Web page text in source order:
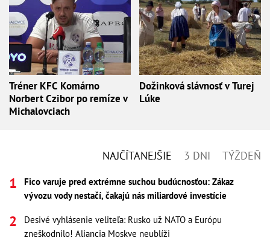
Tréner KFC Komárno
Norbert Czibor po remíze v
Michalovciach
Dožinková slávnosť v Turej
Lúke
NAJČÍTANEJŠIE 3 DNI TÝŽDEŇ
Fico varuje pred extrémne suchou budúcnosťou: Zákaz
vývozu vody nestačí, čakajú nás miliardové investície
Desivé vyhlásenie veliteľa: Rusko už NATO a Európu
zneškodnilo! Aliancia Moskve neublíži